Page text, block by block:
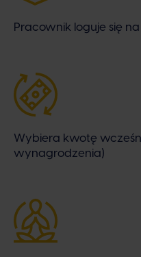
Pracownik loguje się
Wybiera kwotę
wynagrodzenia)